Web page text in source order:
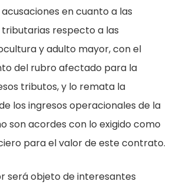
en cuanto a las
respecto a las
y adulto mayor, con el
del rubro afectado para la
tributos, y lo remata la
los ingresos operacionales de la
son acordes con lo exigido como
para el valor de este contrato.
será objeto de interesantes